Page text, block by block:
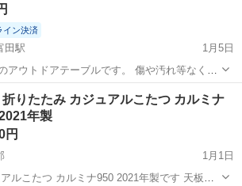
ウ...
イン決済
田駅
1月5日
アウトドアテーブルです。 傷や汚れ等なく美
イズ:(約)組み立てサイズ/高さ240×幅560×奥行340mm
富田駅 キャプテンスタッグ
りたたみ カジュアルこたつ カルミナ
年製
円
1月1日
こたつ カルミナ950 2021年製です 天板に